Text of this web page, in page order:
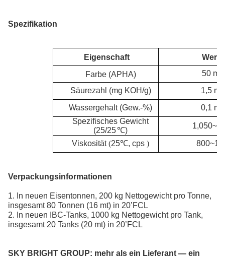
Spezifikation
Eigenschaft Wert
Farbe (APHA) 50
Säurezahl (mg KOH/g)
1,5
Wassergehalt (Gew.-%)
0,1
Spezifisches Gewicht
(25/25℃)
Viskosität (25℃, cps)
Verpackungsinformationen
1. In neuen Eisentonnen, 200 kg Nettogewicht pro Tonne,
insgesamt 80 Tonnen (16 mt) in 20’FCL
2. In neuen IBC-Tanks, 1000 kg Nettogewicht pro Tank,
insgesamt 20 Tanks (20 mt) in 20’FCL
SKY BRIGHT GROUP: mehr als ein Lieferant — ein